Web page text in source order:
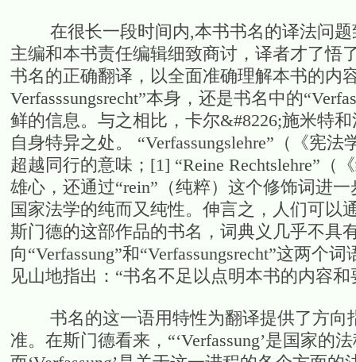
在很长一段时间内,本书书名的译法问题
主编和本书责任编辑细致商讨，译者才了悟
书名的正确翻译，以全面准确理解本书的内
Verfasssungsrecht”本身，还是书名中的
鲜的信息。与之相比，卡尔&#8226;施米特
自身特异之处。 “Verfassungslehre”（《宪
超越同行的意味；[1] “Reine Rechtslehre”（
雄心，还通过“rein”（纯粹）这个修饰词进
国家法学的纯而又纯性。伸言之，人们可以
斯门德的这部作品的书名，词典义几乎不具
向“Verfassung”和“Verfassungsrecht”这两
见山地指出：“书名不足以点明本书的内容和
书名的这一语用特性为翻译提供了方向
准。在斯门德看来，“‘Verfassung’是国家